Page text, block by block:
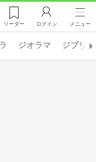
リーダー ログイン メニュー
ジオラマ ジブリ